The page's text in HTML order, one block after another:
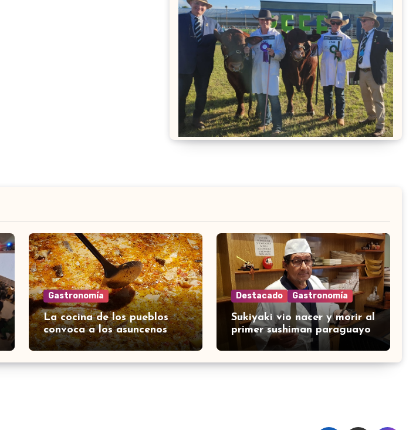
Gastronomía
La cocina de los pueblos
convoca a los asuncenos
Destacado Gastronomía
Sukiyaki vio nacer y morir al
primer sushiman paraguayo